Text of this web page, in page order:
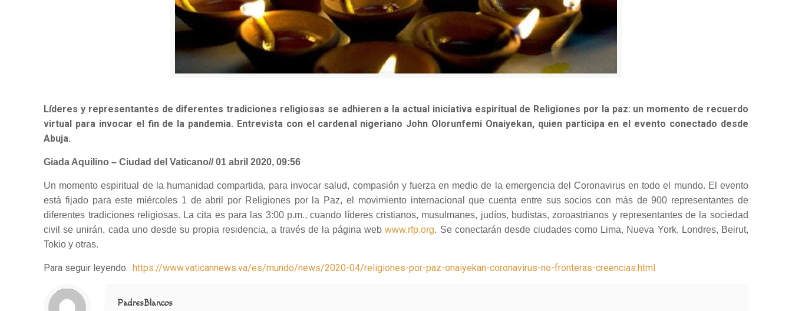
Líderes y representantes de diferentes tradiciones religiosas se adhieren a la actual iniciativa espiritual de Religiones por la paz: un momento de recuerdo
virtual para invocar el fin de la pandemia. Entrevista con el cardenal nigeriano John Olorunfemi Onaiyekan, quien participa en el evento conectado desde
Abuja.
Giada Aquilino – Ciudad del Vaticano// 01 abril 2020, 09:56
Un momento espiritual de la humanidad compartida, para invocar salud, compasión y fuerza en medio de la emergencia del Coronavirus en todo el mundo. El evento
está fijado para este miércoles 1 de abril por Religiones por la Paz, el movimiento internacional que cuenta entre sus socios con más de 900 representantes de
diferentes tradiciones religiosas. La cita es para las 3:00 p.m., cuando líderes cristianos, musulmanes, judíos, budistas, zoroastrianos y representantes de la sociedad
civil se unirán, cada uno desde su propia residencia, a través de la página webwww.rfp.org. Se conectarán desde ciudades como Lima, Nueva York, Londres, Beirut,
Tokio y otras.
Para seguir leyendo:https://www.vaticannews.va/es/mundo/news/2020-04/religiones-por-paz-onaiyekan-coronavirus-no-fronteras-creencias.html
Notice
: Trying to access array offset on value of type null in
/home/misioner/public_html/padresblancos/themes/betheme/includes/content-single.php
on line
286
PadresBlancos